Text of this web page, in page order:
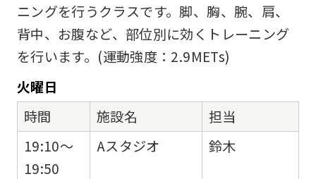
ニングを行うクラスです。脚、胸、腕、肩、
背中、お腹など、部位別に効くトレーニング
を行います。(運動強度：2.9METs)
火曜日
時間
19:10～
19:50
施設名
Aスタジオ
担当
鈴木